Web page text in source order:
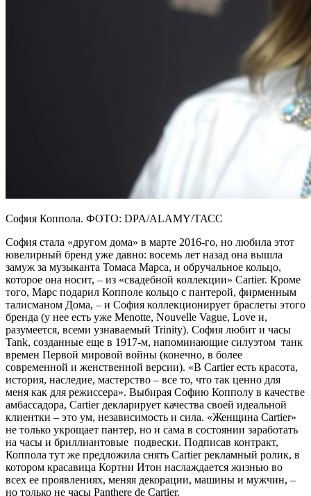
София Коппола. ФОТО: DPA/ALAMY/ТАСС
София стала «другом дома» в марте 2016-го, но любила этот
ювелирный бренд уже давно: восемь лет назад она вышла
замуж за музыканта Томаса Марса, и обручальное кольцо,
которое она носит, – из «свадебной коллекции» Cartier. Кроме
того, Марс подарил Копполе кольцо с пантерой, фирменным
талисманом Дома, – и София коллекционирует браслеты этого
бренда (у нее есть уже Menotte, Nouvelle Vague, Love и,
разумеется, всеми узнаваемый Trinity). София любит и часы
Tank, созданные еще в 1917-м, напоминающие силуэтом танк
времен Первой мировой войны (конечно, в более
современной и женственной версии). «В Cartier есть красота,
история, наследие, мастерство – все то, что так ценно для
меня как для режиссера». Выбирая Софию Копполу в качестве
амбассадора, Cartier декларирует качества своей идеальной
клиентки – это ум, независимость и сила. «Женщина Cartier»
не только укрощает пантер, но и сама в состоянии заработать
на часы и бриллиантовые подвески. Подписав контракт,
Коппола тут же предложила снять Cartier рекламный ролик, в
котором красавица Кортни Итон наслаждается жизнью во
всех ее проявлениях, меняя декорации, машины и мужчин, –
но только не часы Panthere de Cartier.